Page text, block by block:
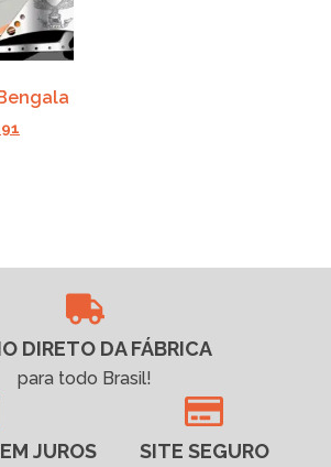
DIRETO DA FÁBRICA
para todo Brasil!
JUROS SITE SEGURO